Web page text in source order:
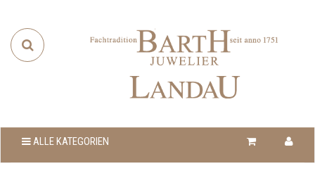
ALLE KATEGORIEN